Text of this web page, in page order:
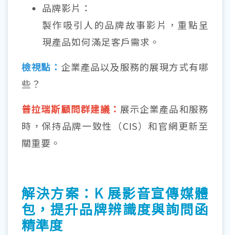
品牌影片：
製作吸引人的品牌故事影片，重點呈
現產品如何滿足客戶需求。
檢視點： 企業產品以及服務的展現方式有哪
些？
普拉瑞斯顧問群建議： 展示企業產品和服務
時，保持品牌一致性（CIS）和官網更新至
關重要。
解決方案：K 展影音宣傳媒體
包，提升品牌辨識度與詢問函
精準度